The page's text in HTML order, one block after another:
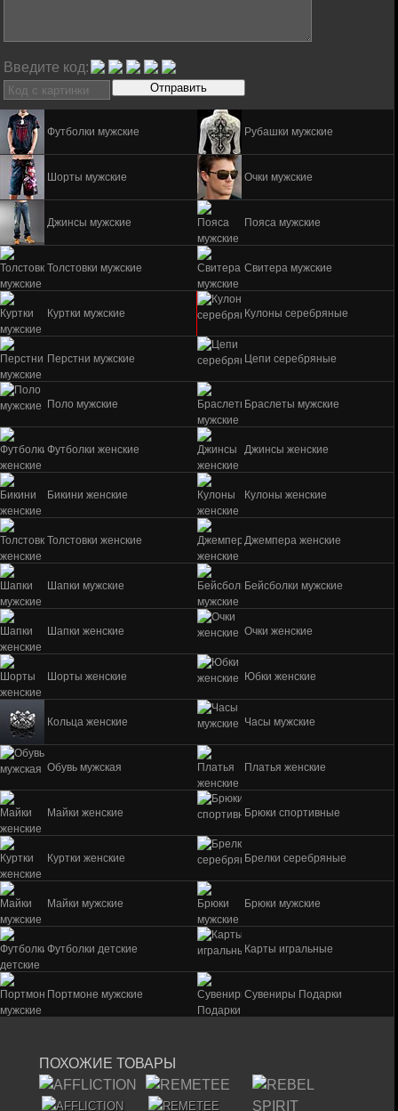
Футболки мужские Рубашки мужские
Шорты мужские Очки мужские
Джинсы мужские Пояса мужские
Толстовки мужские Свитера мужские
Куртки мужские Кулоны серебряные
Перстни мужские Цепи серебряные
Поло мужские Браслеты мужские
Футболки женские Джинсы женские
Бикини женские Кулоны женские
Толстовки женские Джемпера женские
Шапки мужские Бейсболки мужские
Шапки женские Очки женские
Шорты женские Юбки женские
Кольца женские Часы мужские
Обувь мужская Платья женские
Майки женские Брюки спортивные
Куртки женские Брелки серебряные
Майки мужские Брюки мужские
Футболки детские Карты игральные
Портмоне мужские Сувениры Подарки
Введите код:
ПОХОЖИЕ ТОВАРЫ